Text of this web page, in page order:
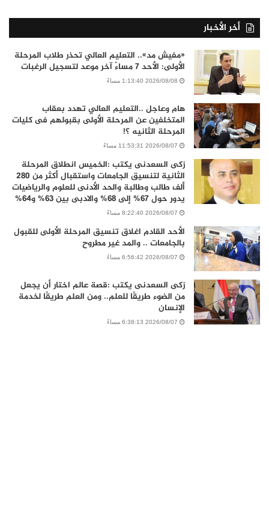
أخر الأخبار
«مفيش مد».. التعليم العالي تحذر طلاب المرحلة
الأولى: الأحد 7 مساءً آخر موعد لتسجيل الرغبات
2026/08/08 1:13:40 مساءً
هام وعاجل ..التعليم العالي تهدد بعقاب
المتخلفين عن المرحلة الأولى بقبولهم فى كليات
المرحلة الثانيه ؟!
2026/08/07 11:53:31 مساءً
زكى السعدنى يكتب :الخميس انطلاق المرحلة
الثانية لتنسيق الجامعات واستقبال أكثر من 280
ألف طالب وطالبة والحد الأدنى للعلوم والرياضيات
يدور حول 67% إلى 68% والادبى بين 63% و64%
2026/08/07 8:22:40 مساءً
الأحد القادم اغلاق تنسيق المرحلة الأولى للقبول
بالجامعات .. والمد غير مطروح
2026/08/07 6:56:42 مساءً
زكى السعدنى يكتب :قصة عالم اختار أن يجعل
من الضوء طريقًا للعلم.. ومن العلم طريقًا لخدمة
الإنسان
2026/08/07 6:38:13 مساءً